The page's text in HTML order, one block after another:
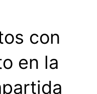
con
en la